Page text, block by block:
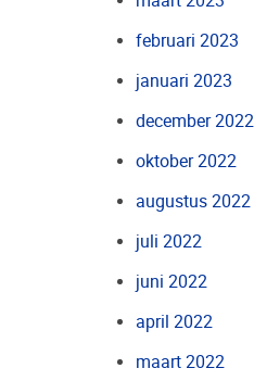
februari 2023
januari 2023
december 2022
oktober 2022
augustus 2022
juli 2022
juni 2022
april 2022
maart 2022